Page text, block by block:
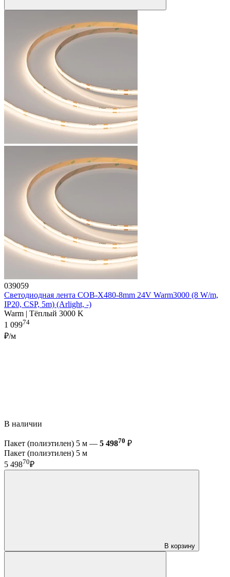
039059
Светодиодная лента COB-X480-8mm 24V Warm3000 (8 W/m,
IP20, CSP, 5m) (Arlight, -)
Warm | Тёплый 3000 K
1 09974
₽/м
В наличии
Пакет (полиэтилен) 5 м — 5 49870 ₽
Пакет (полиэтилен) 5 м
5 49870₽
В корзину